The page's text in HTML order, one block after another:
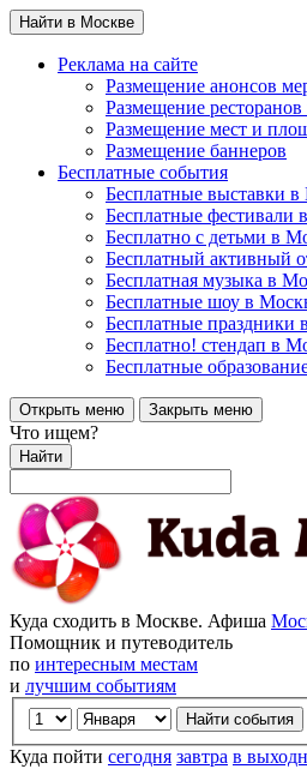
Найти в Москве
Реклама на сайте
Размещение анонсов
Размещение
Размещение мест и
Размещение баннеров
Бесплатные события
Бесплатные выставки
Бесплатные фестивали
Бесплатно с детьми в
Бесплатный активный
Бесплатная музыка в
Бесплатные шоу в
Бесплатные праздники
Бесплатно! стендап в
Бесплатные
Открыть меню Закрыть меню
Что ищем?
Найти
Куда сходить в Москве. Афиша
Помощник и путеводитель
по интересным местам
и лучшим событиям
Куда пойти сегодня завтра в